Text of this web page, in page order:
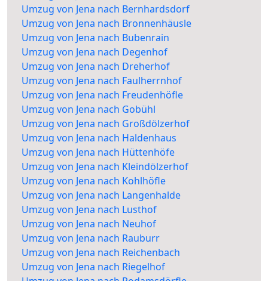
Umzug von Jena nach Bernhardsdorf
Umzug von Jena nach Bronnenhäusle
Umzug von Jena nach Bubenrain
Umzug von Jena nach Degenhof
Umzug von Jena nach Dreherhof
Umzug von Jena nach Faulherrnhof
Umzug von Jena nach Freudenhöfle
Umzug von Jena nach Gobühl
Umzug von Jena nach Großdölzerhof
Umzug von Jena nach Haldenhaus
Umzug von Jena nach Hüttenhöfe
Umzug von Jena nach Kleindölzerhof
Umzug von Jena nach Kohlhöfle
Umzug von Jena nach Langenhalde
Umzug von Jena nach Lusthof
Umzug von Jena nach Neuhof
Umzug von Jena nach Rauburr
Umzug von Jena nach Reichenbach
Umzug von Jena nach Riegelhof